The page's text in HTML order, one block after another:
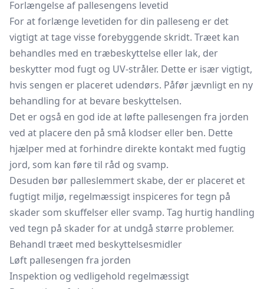
Forlængelse af pallesengens levetid
For at forlænge levetiden for din palleseng er det
vigtigt at tage visse forebyggende skridt. Træet kan
behandles med en træbeskyttelse eller lak, der
beskytter mod fugt og UV-stråler. Dette er især vigtigt,
hvis sengen er placeret udendørs. Påfør jævnligt en ny
behandling for at bevare beskyttelsen.
Det er også en god ide at løfte pallesengen fra jorden
ved at placere den på små klodser eller ben. Dette
hjælper med at forhindre direkte kontakt med fugtig
jord, som kan føre til råd og svamp.
Desuden bør palleslemmert skabe, der er placeret et
fugtigt miljø, regelmæssigt inspiceres for tegn på
skader som skuffelser eller svamp. Tag hurtig handling
ved tegn på skader for at undgå større problemer.
Behandl træet med beskyttelsesmidler
Løft pallesengen fra jorden
Inspektion og vedligehold regelmæssigt